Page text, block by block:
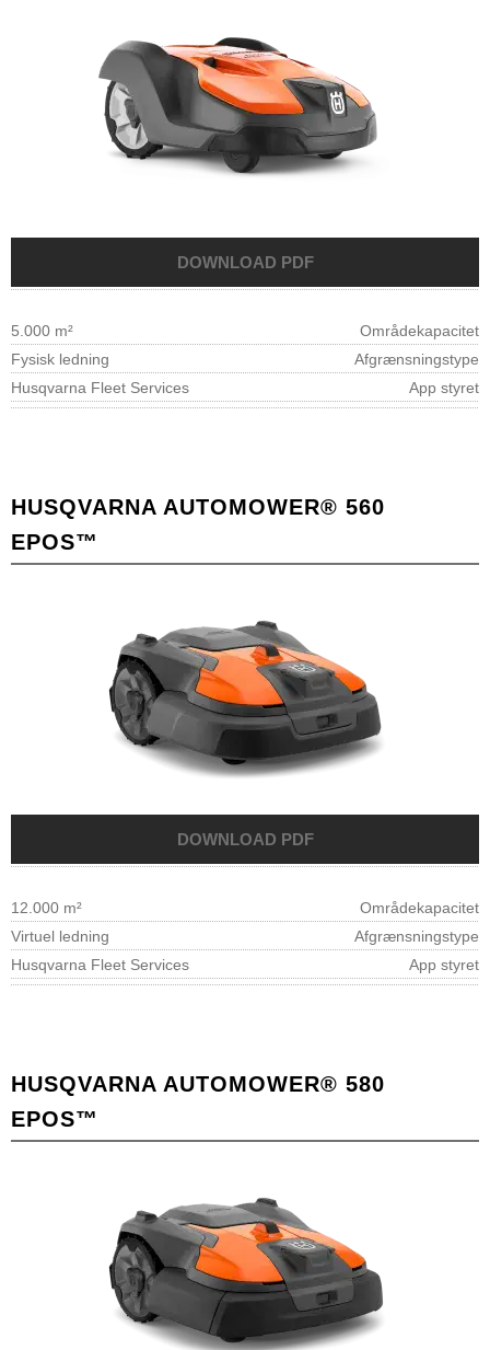
5.000 m²
Områdekapacitet
Fysisk ledning
Afgrænsningstype
Husqvarna Fleet Services
App styret
HUSQVARNA AUTOMOWER® 560
EPOS™
12.000 m²
Områdekapacitet
Virtuel ledning
Afgrænsningstype
Husqvarna Fleet Services
App styret
HUSQVARNA AUTOMOWER® 580
EPOS™